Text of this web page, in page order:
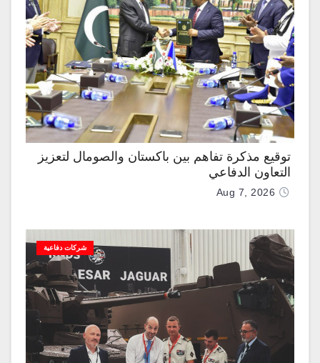
توقيع مذكرة تفاهم بين باكستان والصومال لتعزيز
التعاون الدفاعي
Aug 7, 2026
شركات دفاعية